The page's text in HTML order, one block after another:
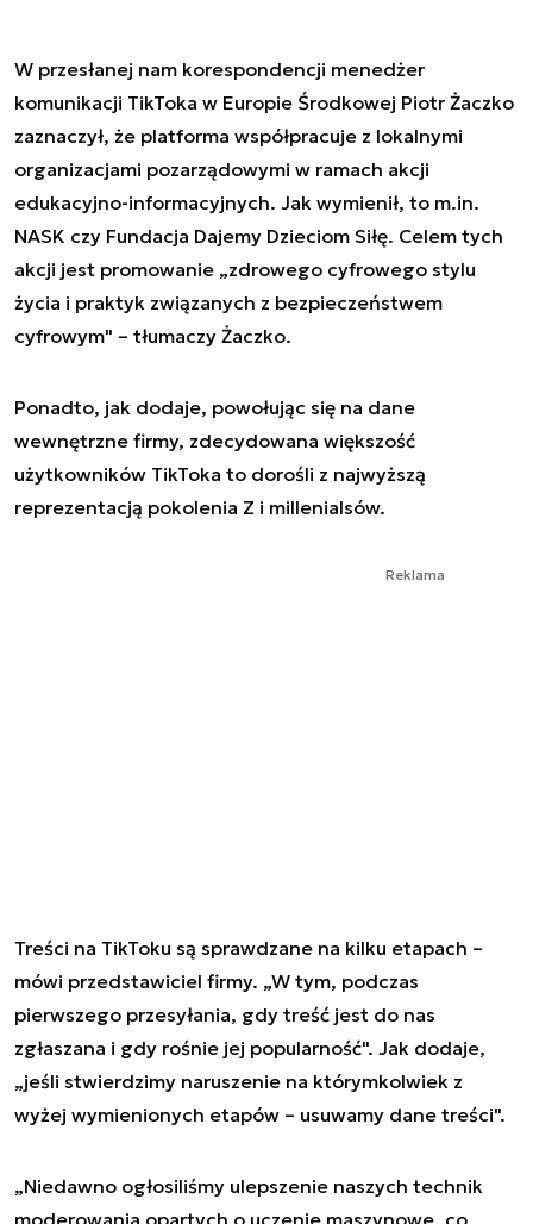
W przesłanej nam korespondencji menedżer
komunikacji TikToka w Europie Środkowej Piotr Żaczko
zaznaczył, że platforma współpracuje z lokalnymi
organizacjami pozarządowymi w ramach akcji
edukacyjno-informacyjnych. Jak wymienił, to m.in.
NASK czy Fundacja Dajemy Dzieciom Siłę. Celem tych
akcji jest promowanie „zdrowego cyfrowego stylu
życia i praktyk związanych z bezpieczeństwem
cyfrowym" – tłumaczy Żaczko.
Ponadto, jak dodaje, powołując się na dane
wewnętrzne firmy, zdecydowana większość
użytkowników TikToka to dorośli z najwyższą
reprezentacją pokolenia Z i millenialsów.
Reklama
Treści na TikToku są sprawdzane na kilku etapach –
mówi przedstawiciel firmy. „W tym, podczas
pierwszego przesyłania, gdy treść jest do nas
zgłaszana i gdy rośnie jej popularność". Jak dodaje,
„jeśli stwierdzimy naruszenie na którymkolwiek z
wyżej wymienionych etapów – usuwamy dane treści".
„Niedawno ogłosiliśmy ulepszenie naszych technik
moderowania opartych o uczenie maszynowe, co